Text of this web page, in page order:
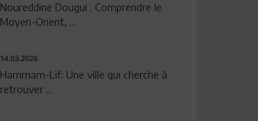
Noureddine Dougui : Comprendre le
Moyen-Orient, ...
14.03.2026
Hammam-Lif: Une ville qui cherche à
retrouver ...